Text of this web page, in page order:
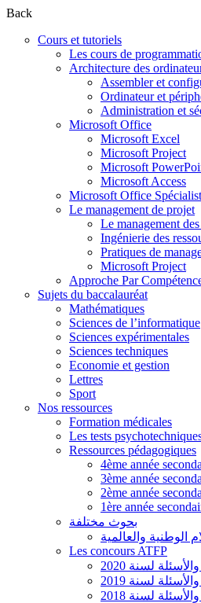
Back
Cours et tutoriels
Les cours de
Architecture des
Assembler et
Ordinateur et
Administration et
Microsoft Office
Microsoft Excel
Microsoft Project
Microsoft
Microsoft Access
Microsoft Office
Le management de projet
Le management
Ingénierie des
Pratiques de
Microsoft Project
Approche Par
Sujets du baccalauréat
Mathématiques
Sciences de l’informatique
Sciences expérimentales
Sciences techniques
Economie et gestion
Lettres
Sport
Nos ressources
Formation médicales
Les tests
Ressources pédagogiques
4ème année
3ème année
2ème année
1ère année
بحوث مختلفة
الوطنية والعالمية
Les concours ATFP
لسنة 2020
لسنة 2019
لسنة 2018